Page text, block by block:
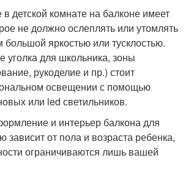
детской комнате на балконе имеет
не должно ослеплять или утомлять
яркостью или тусклостью.
уголка для школьника, зоны
рукоделие и пр.) стоит
освещении с помощью
или led светильников.
и интерьер балкона для
зависит от пола и возраста ребенка,
ограничиваются лишь вашей